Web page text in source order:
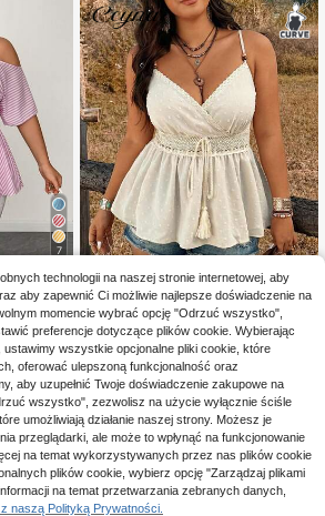
7
w paski
z
#CoastalCowgirl
Magazyn UE Ceyna Damska bluzka
z frędzlami i koralikami w dużych r
ozmiarach, elegancka, casualowa,
świąteczna, imprezowa
34,30zł -48%
67,11złnajniższa cena
4-5 dni roboczych
technologii na naszej stronie internetowej, aby
aby zapewnić Ci możliwie najlepsze doświadczenie na
momencie wybrać opcję "Odrzuć wszystko",
preferencje dotyczące plików cookie. Wybierając
wszystkie opcjonalne pliki cookie, które
oferować ulepszoną funkcjonalność oraz
aby uzupełnić Twoje doświadczenie zakupowe na
wszystko", zezwolisz na użycie wyłącznie ściśle
umożliwiają działanie naszej strony. Możesz je
przeglądarki, ale może to wpłynąć na funkcjonowanie
na temat wykorzystywanych przez nas plików cookie
plików cookie, wybierz opcję "Zarządzaj plikami
na temat przetwarzania zebranych danych,
naszą Polityką Prywatności.